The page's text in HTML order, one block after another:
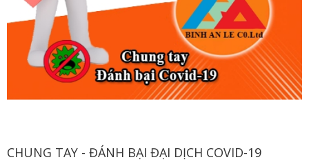
CHUNG TAY - ĐÁNH BẠI ĐẠI DỊCH COVID-19